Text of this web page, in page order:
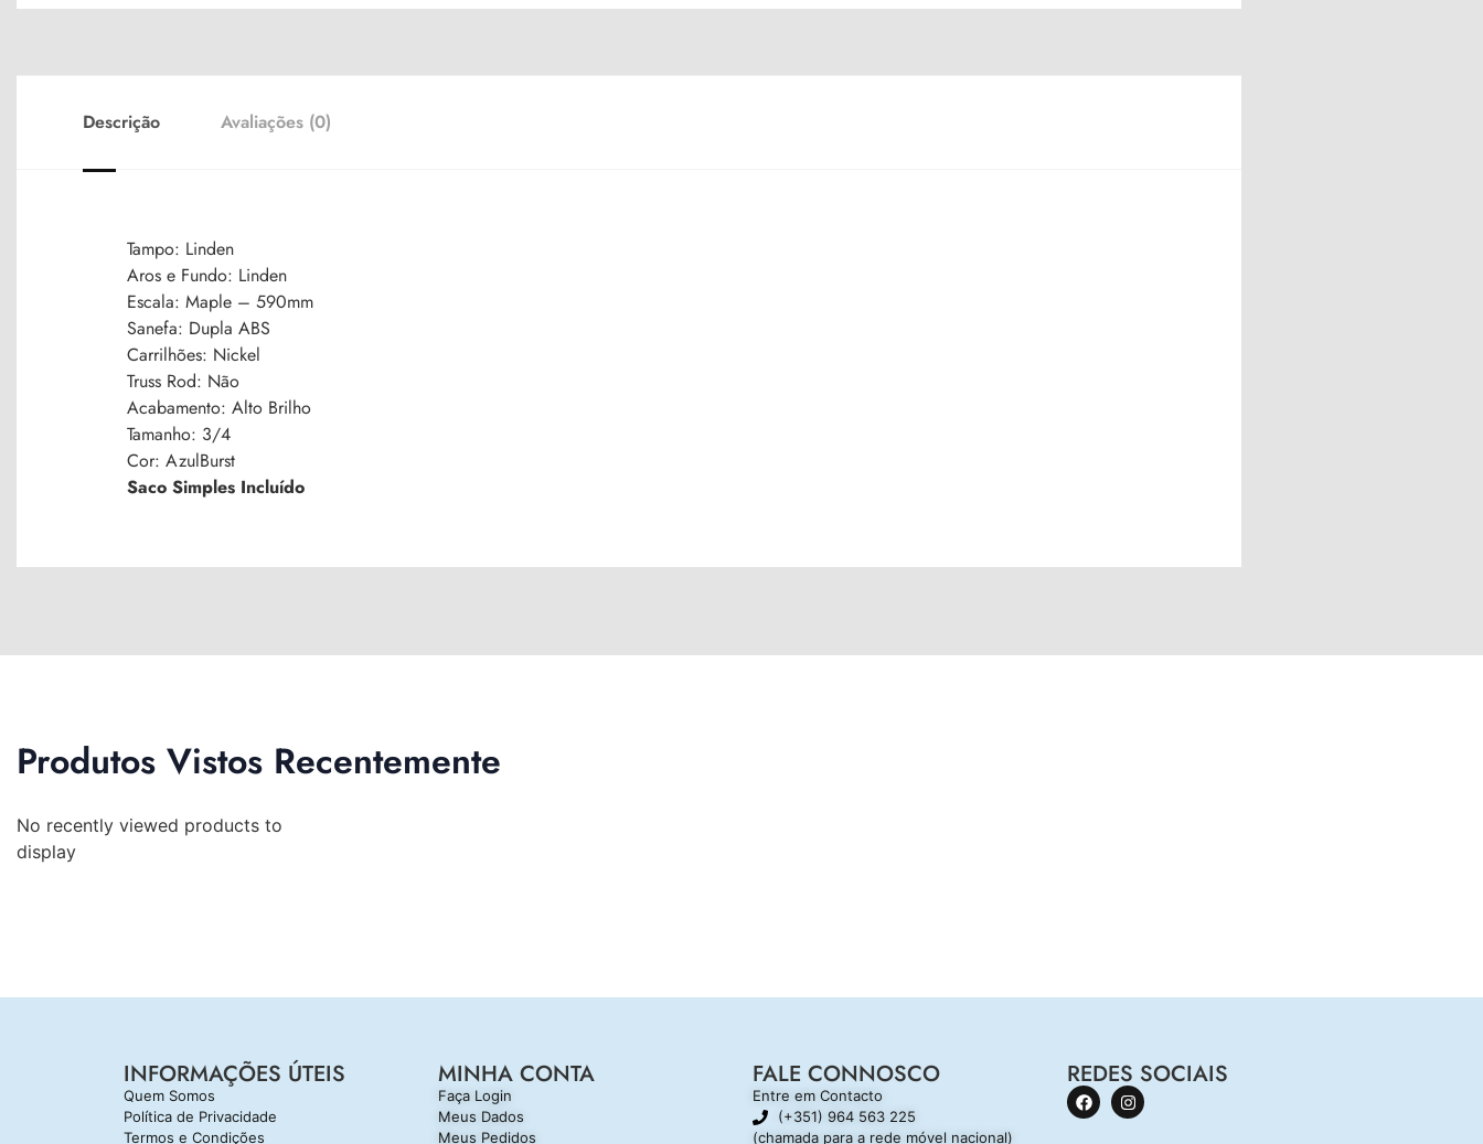
Descrição Avaliações (0)
Tampo: Linden
Aros e Fundo: Linden
Escala: Maple – 590mm
Sanefa: Dupla ABS
Carrilhões: Nickel
Truss Rod: Não
Acabamento: Alto Brilho
Tamanho: 3/4
Cor: AzulBurst
Saco Simples Incluído
Produtos Vistos Recentemente
No recently viewed products to
display
INFORMAÇÕES ÚTEIS
Quem Somos
Política de Privacidade
Termos e Condições
MINHA CONTA
Faça Login
Meus Dados
Meus Pedidos
FALE CONNOSCO
Entre em Contacto
(+351) 964 563 225
(chamada para a rede móvel nacional)
REDES SOCIAIS